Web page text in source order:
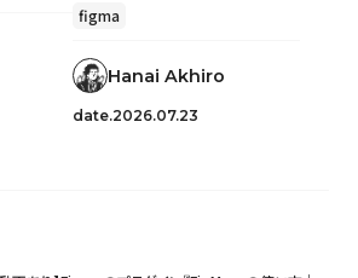
figma
Hanai Akhiro
date.2026.07.23